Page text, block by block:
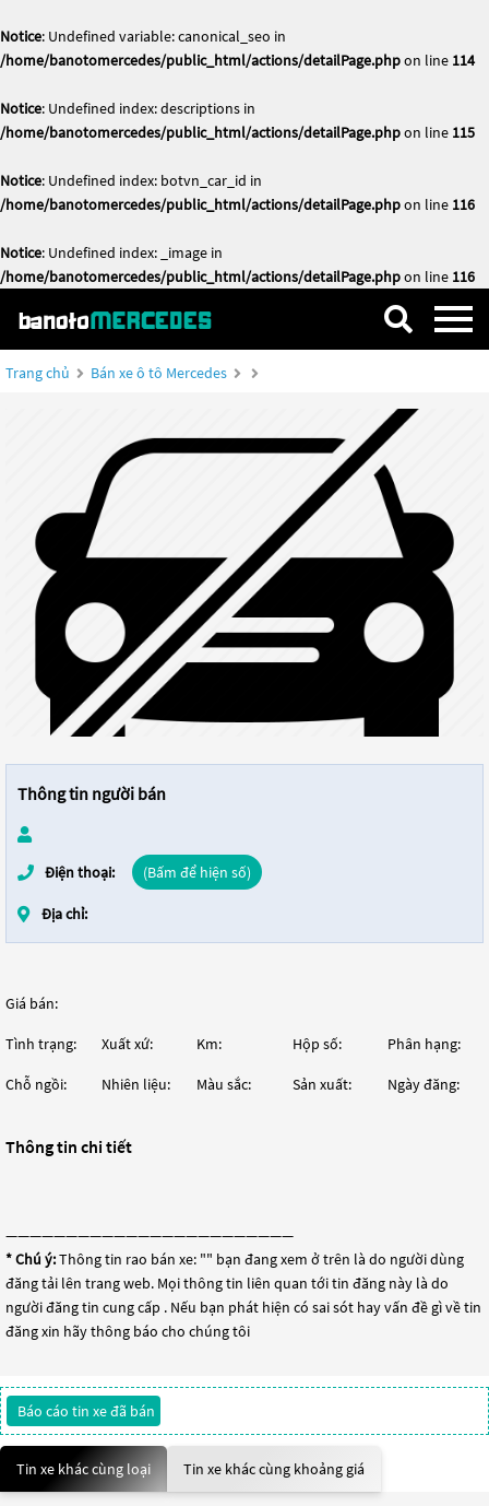
Notice: Undefined variable: canonical_seo in
/home/banotomercedes/public_html/actions/detailPage.phpon line 114
Notice: Undefined index: descriptions in
/home/banotomercedes/public_html/actions/detailPage.phpon line 115
Notice: Undefined index: botvn_car_id in
/home/banotomercedes/public_html/actions/detailPage.phpon line 116
Notice: Undefined index: _image in
/home/banotomercedes/public_html/actions/detailPage.phpon line 116
Trang chủ Bán xe ô tô Mercedes
Thông tin người bán
Điện thoại: (Bấm để hiện số)
Địa chỉ:
Giá bán:
Tình trạng: Xuất xứ: Km: Hộp số: Phân hạng:
Chỗ ngồi: Nhiên liệu: Màu sắc: Sản xuất: Ngày đăng:
Thông tin chi tiết
————————————————————————
* Chú ý:Thông tin rao bán xe: "" bạn đang xem ở trên là do người dùng
đăng tải lên trang web. Mọi thông tin liên quan tới tin đăng này là do
người đăng tin cung cấp . Nếu bạn phát hiện có sai sót hay vấn đề gì về tin
đăng xin hãy thông báo cho chúng tôi
Báo cáo tin xe đã bán
Tin xe khác cùng loại Tin xe khác cùng khoảng giá